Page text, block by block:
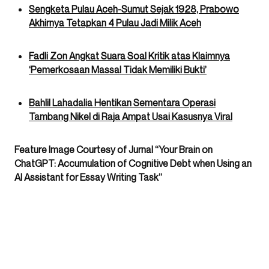
Sengketa Pulau Aceh-Sumut Sejak 1928, Prabowo
Akhirnya Tetapkan 4 Pulau Jadi Milik Aceh
Fadli Zon Angkat Suara Soal Kritik atas Klaimnya
‘Pemerkosaan Massal Tidak Memiliki Bukti’
Bahlil Lahadalia Hentikan Sementara Operasi
Tambang Nikel di Raja Ampat Usai Kasusnya Viral
Feature Image Courtesy of Jurnal “Your Brain on
ChatGPT: Accumulation of Cognitive Debt when Using an
AI Assistant for Essay Writing Task”